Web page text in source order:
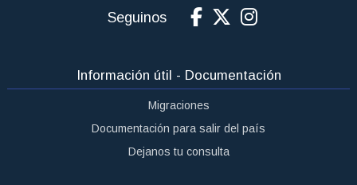
Seguinos
Información útil - Documentación
Migraciones
Documentación para salir del país
Dejanos tu consulta